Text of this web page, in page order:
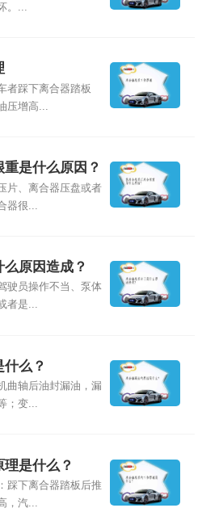
。...
者踩下离合器踏板
压增高...
是什么原因？
片、离合器压盘或者
器很...
原因造成？
驶员操作不当、泵体
者是...
么？
曲轴后油封漏油，漏
；变...
是什么？
踩下离合器踏板后推
，汽...